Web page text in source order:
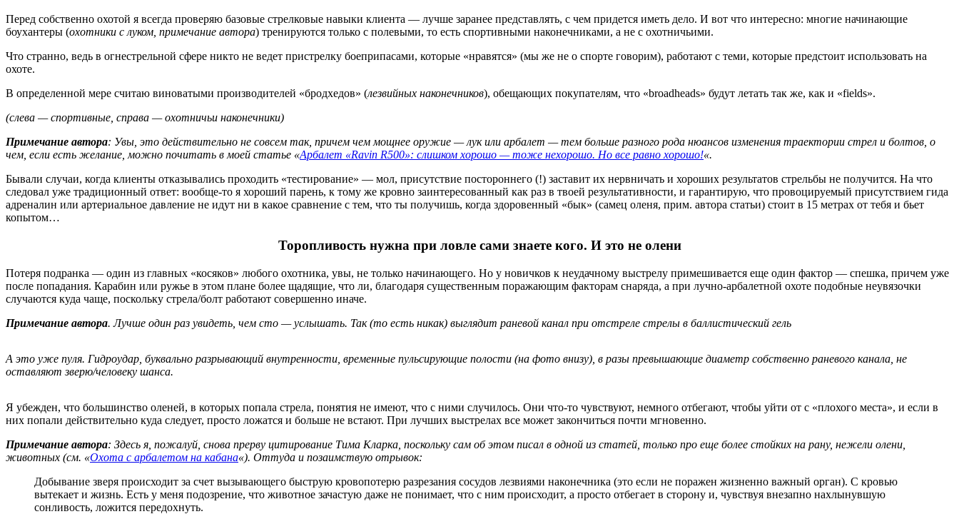
Перед собственно охотой я всегда проверяю базовые стрелковые навыки клиента — лучше заранее представлять, с чем придется иметь дело. И вот что интересно: многие начинающие
боухантеры (охотники с луком, примечание автора) тренируются только с полевыми, то есть спортивными наконечниками, а не с охотничьими.
Что странно, ведь в огнестрельной сфере никто не ведет пристрелку боеприпасами, которые «нравятся» (мы же не о спорте говорим), работают с теми, которые предстоит использовать на
охоте.
В определенной мере считаю виноватыми производителей «бродхедов» (лезвийных наконечников), обещающих покупателям, что «broadheads» будут летать так же, как и «fields».
(слева — спортивные, справа — охотничьи наконечники)
Примечание автора: Увы, это действительно не совсем так, причем чем мощнее оружие — лук или арбалет — тем больше разного рода нюансов изменения траектории стрел и болтов, о
чем, если есть желание, можно почитать в моей статье «Арбалет «Ravin R500»: слишком хорошо — тоже нехорошо. Но все равно хорошо!«.
Бывали случаи, когда клиенты отказывались проходить «тестирование» — мол, присутствие постороннего (!) заставит их нервничать и хороших результатов стрельбы не получится. На что
следовал уже традиционный ответ: вообще-то я хороший парень, к тому же кровно заинтересованный как раз в твоей результативности, и гарантирую, что провоцируемый присутствием гида
адреналин или артериальное давление не идут ни в какое сравнение с тем, что ты получишь, когда здоровенный «бык» (самец оленя, прим. автора статьи) стоит в 15 метрах от тебя и бьет
копытом…
Торопливость нужна при ловле сами знаете кого. И это не олени
Потеря подранка — один из главных «косяков» любого охотника, увы, не только начинающего. Но у новичков к неудачному выстрелу примешивается еще один фактор — спешка, причем уже
после попадания. Карабин или ружье в этом плане более щадящие, что ли, благодаря существенным поражающим факторам снаряда, а при лучно-арбалетной охоте подобные неувязочки
случаются куда чаще, поскольку стрела/болт работают совершенно иначе.
Примечание автора. Лучше один раз увидеть, чем сто — услышать. Так (то есть никак) выглядит раневой канал при отстреле стрелы в баллистический гель
А это уже пуля. Гидроудар, буквально разрывающий внутренности, временные пульсирующие полости (на фото внизу), в разы превышающие диаметр собственно раневого канала, не
оставляют зверю/человеку шанса.
Я убежден, что большинство оленей, в которых попала стрела, понятия не имеют, что с ними случилось. Они что-то чувствуют, немного отбегают, чтобы уйти от с «плохого места», и если в
них попали действительно куда следует, просто ложатся и больше не встают. При лучших выстрелах все может закончиться почти мгновенно.
Примечание автора: Здесь я, пожалуй, снова прерву цитирование Тима Кларка, поскольку сам об этом писал в одной из статей, только про еще более стойких на рану, нежели олени,
животных (см. «Охота с арбалетом на кабана«). Оттуда и позаимствую отрывок:
Добывание зверя происходит за счет вызывающего быструю кровопотерю разрезания сосудов лезвиями наконечника (это если не поражен жизненно важный орган). С кровью
вытекает и жизнь. Есть у меня подозрение, что животное зачастую даже не понимает, что с ним происходит, а просто отбегает в сторону и, чувствуя внезапно нахлынувшую
сонливость, ложится передохнуть.